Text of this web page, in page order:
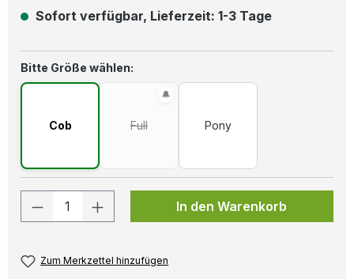
Sofort verfügbar, Lieferzeit: 1-3 Tage
Bitte Größe wählen:
Cob Full(Diese Option ist zurzeit nicht verfügbar.)
Pony
Produkt Anzahl: Gib den
In den Warenkorb
Zum Merkzettel hinzufügen